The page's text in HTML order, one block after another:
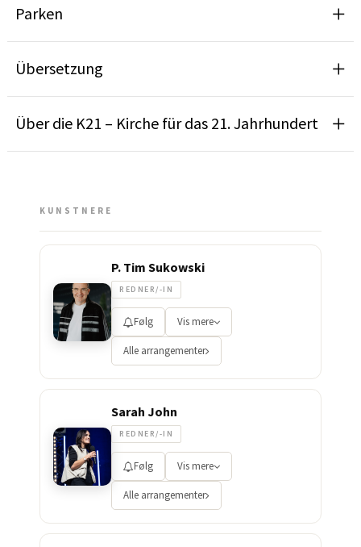
Parken
Übersetzung
Über die K21 – Kirche für das 21. Jahrhundert
KUNSTNERE
P. Tim Sukowski
REDNER/-IN
Følg Vis mere
Alle arrangementer
Sarah John
REDNER/-IN
Følg Vis mere
Alle arrangementer